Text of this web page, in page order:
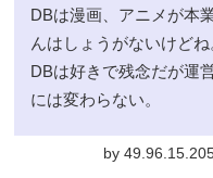
DBは漫画、アニメが本
んはしょうがないけどね
DBは好きで残念だが運
には変わらない。
by